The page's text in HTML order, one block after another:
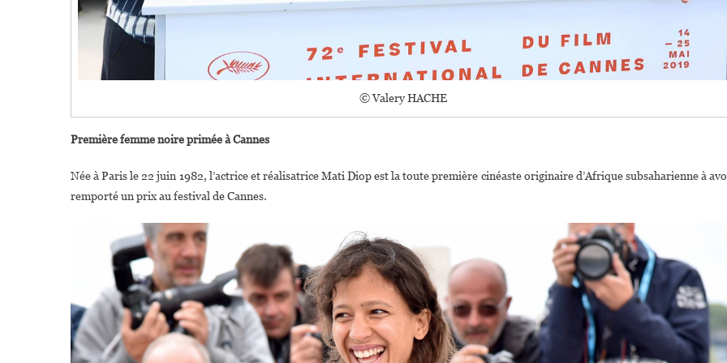
© Valery HACHE
Première femme noire primée à Cannes
Née à Paris le 22 juin 1982, l’actrice et réalisatrice Mati Diop est la toute première cinéaste originaire d’Afrique subsaharienne à
remporté un prix au festival de Cannes.